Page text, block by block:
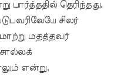
பார்த்ததில் தெரிந்தது.
சிலர்
மதத்தவர்
என்று.